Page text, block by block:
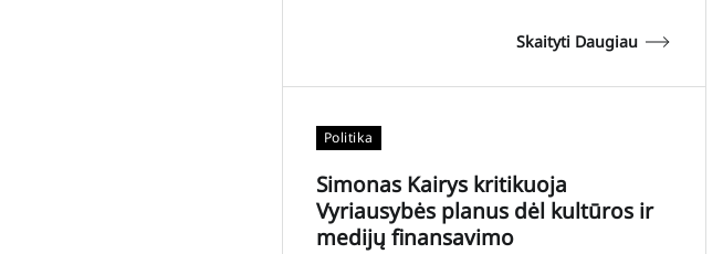
Skaityti Daugiau
Politika
Simonas Kairys kritikuoja
Vyriausybės planus dėl kultūros ir
medijų finansavimo